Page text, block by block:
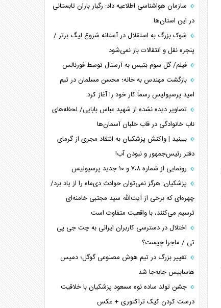
سازمان هواشناسی اطلاعیه داد: رگبار باران تابستانی
در این استان‌ها
شوک بزرگ به استقلال در آستانه شروع لیگ برتر /
پنجره نقل و انتقالات باز نمی‌شود
فیلم/ گل سوم بتیس به آرسنال توسط فورنالس
بازگشت مهندس به خانه؛ محسن مسلمان در تیم
امید پرسپولیس رسماً کار خود را آغاز کرد
تصاویر دیده نشده از شهید عباس بابایی/ لحظه‌های
ناب خانوادگی در قاب خلبان آسمان‌ها
ببینید | واکنش پزشکیان به انتقاد مجری از گرمای
دفتر رئیس‌جمهور و نبودن آب!
رونمایی از شماره ۷،۸ و ۱۰ جدید پرسپولیس
پزشکیان: هرگز نمی‌توان حوادث دی‌ماه را از یاد برد/
چهره‌ای که برخی از آیت‌الله سید مجتبی خامنه‌ای
ترسیم می‌کنند، با واقعیت متفاوت است
اختلال در دسترسی کاربران ایرانی به چت جی پی
تی / ماجرا چیست؟
تغییر بزرگ در تیم هوش مصنوعی گوگل؛ دمیس
هاسابیس جابه‌جا شد
جشن تولد ساده نوه مسعود پزشکیان با خلاقیت
درست کردن کیک تراکتوری + عکس